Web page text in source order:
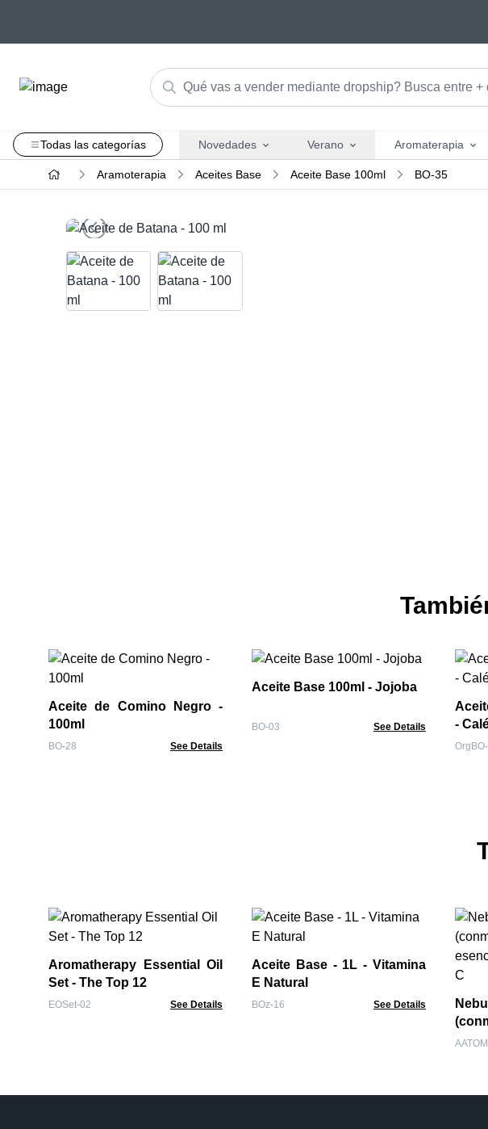
Todas las categorías Novedades Verano Aromaterapia
Aramoterapia Aceites Base Aceite Base 100ml BO-35
Aceite de Comino Negro -
100ml
BO-28 See Details
Aceite Base 100ml - Jojoba
BO-03 See Details
-
Aromatherapy Essential Oil
Set - The Top 12
EOSet-02 See Details
Aceite Base - 1L - Vitamina
E Natural
BOz-16 See Details